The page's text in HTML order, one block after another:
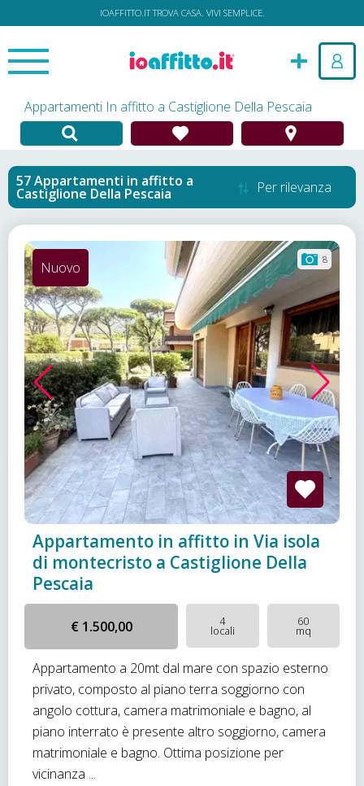
IOAFFITTO.IT TROVA CASA. VIVI SEMPLICE.
Appartamenti In affitto a Castiglione Della Pescaia
Appartamenti in affitto a
Castiglione Della Pescaia Per rilevanza
8
Nuovo
Appartamento in affitto in Via isola
di montecristo a Castiglione Della
Pescaia
€ 1.500,00 4
locali
60
mq
Appartamento a 20mt dal mare con spazio esterno
privato, composto al piano terra soggiorno con
angolo cottura, camera matrimoniale e bagno, al
piano interrato è presente altro soggiorno, camera
matrimoniale e bagno. Ottima posizione per
vicinanza ...